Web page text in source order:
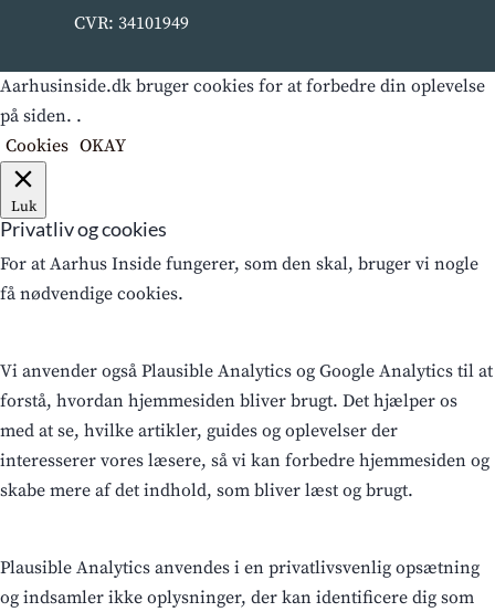
CVR: 34101949
Aarhusinside.dk bruger cookies for at forbedre din oplevelse
på siden. .
Cookies OKAY
Luk
Privatliv og cookies
For at Aarhus Inside fungerer, som den skal, bruger vi nogle
få nødvendige cookies.
Vi anvender også Plausible Analytics og Google Analytics til at
forstå, hvordan hjemmesiden bliver brugt. Det hjælper os
med at se, hvilke artikler, guides og oplevelser der
interesserer vores læsere, så vi kan forbedre hjemmesiden og
skabe mere af det indhold, som bliver læst og brugt.
Plausible Analytics anvendes i en privatlivsvenlig opsætning
og indsamler ikke oplysninger, der kan identificere dig som